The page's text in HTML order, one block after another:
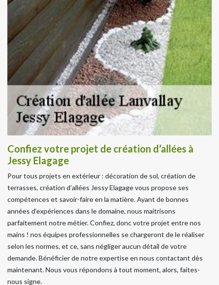
Confiez votre projet de création d’allées à
Jessy Elagage
Pour tous projets en extérieur : décoration de sol, création de
terrasses, création d’allées Jessy Elagage vous propose ses
compétences et savoir-faire en la matière. Ayant de bonnes
années d’expériences dans le domaine, nous maitrisons
parfaitement notre métier. Confiez, donc votre projet entre nos
mains ! nos équipes professionnelles se chargeront de le réaliser
selon les normes, et ce, sans négliger aucun détail de votre
demande. Bénéficier de notre expertise en nous contactant dès
maintenant. Nous vous répondons à tout moment, alors, faites-
nous signe.